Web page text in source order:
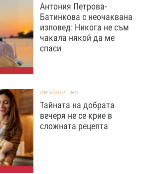
Антония Петрова-
Батинкова с неочаквана
изповед: Никога не съм
чакала някой да ме
спаси
ЛЮБОПИТНО
Тайната на добрата
вечеря не се крие в
сложната рецепта